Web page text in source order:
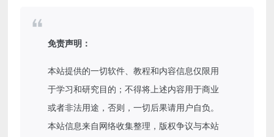
免责声明：
本站提供的一切软件、教程和内容信息仅限用
于学习和研究目的；不得将上述内容用于商业
或者非法用途，否则，一切后果请用户自负。
本站信息来自网络收集整理，版权争议与本站